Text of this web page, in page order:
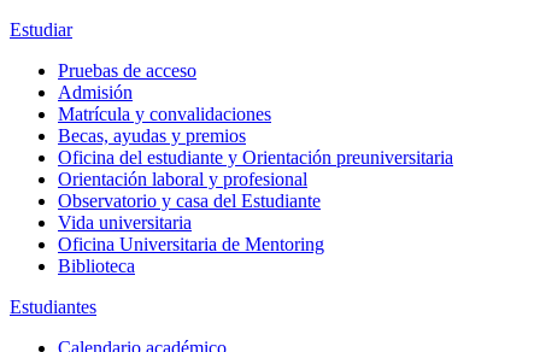
Estudiar
Pruebas de acceso
Admisión
Matrícula y convalidaciones
Becas, ayudas y premios
Oficina del estudiante y Orientación preuniversitaria
Orientación laboral y profesional
Observatorio y casa del Estudiante
Vida universitaria
Oficina Universitaria de Mentoring
Biblioteca
Estudiantes
Calendario académico